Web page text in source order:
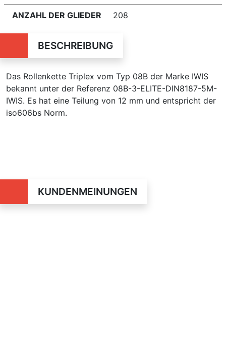
ANZAHL DER GLIEDER 208
BESCHREIBUNG
Das Rollenkette Triplex vom Typ 08B der Marke IWIS
bekannt unter der Referenz 08B-3-ELITE-DIN8187-5M-
IWIS. Es hat eine Teilung von 12 mm und entspricht der
iso606bs Norm.
KUNDENMEINUNGEN